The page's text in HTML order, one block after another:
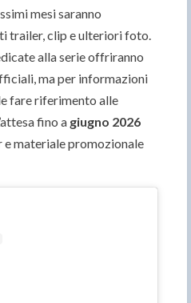
mesi saranno
trailer, clip e ulteriori foto.
alla serie offriranno
ma per informazioni
fare riferimento alle
fino a giugno 2026
e materiale promozionale